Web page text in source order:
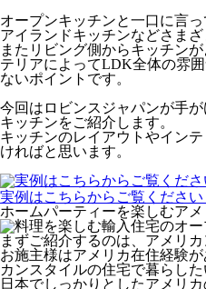
オープンキッチンと一口に言
アイランドキッチンなどさま
またリビング側からキッチン
テリアによってLDK全体の雰
ないポイントです。
今回はロビンスジャパンが手
キッチンをご紹介します。
キッチンのレイアウトやイン
ければと思います。
実例はこちらからご覧ください
ホームパーティーを楽しむア
まずご紹介するのは、アメリ
お施主様はアメリカ在住経験
カンスタイルの住宅で暮らした
日本でしっかりとしたアメリ